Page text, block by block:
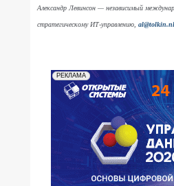
Александр Левинсон — независимый
стратегическому ИТ-управлению, al@tolkin.nl
РЕКЛАМА